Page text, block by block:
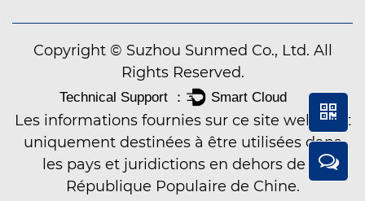
Copyright © Suzhou Sunmed Co., Ltd. All
Rights Reserved.
Les informations fournies sur ce site web sont
uniquement destinées à être utilisées dans
les pays et juridictions en dehors de la
République Populaire de Chine.